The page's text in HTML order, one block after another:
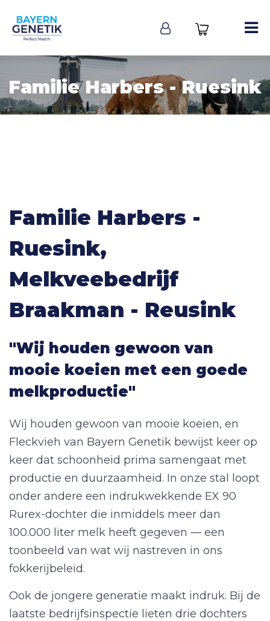
Familie Harbers - Ruesink
Familie Harbers -
Ruesink,
Melkveebedrijf
Braakman - Reusink
"Wij houden gewoon van
mooie koeien met een goede
melkproductie"
Wij houden gewoon van mooie koeien, en
Fleckvieh van Bayern Genetik bewijst keer op
keer dat schoonheid prima samengaat met
productie en duurzaamheid. In onze stal loopt
onder andere een indrukwekkende EX 90
Rurex-dochter die inmiddels meer dan
100.000 liter melk heeft gegeven — een
toonbeeld van wat wij nastreven in ons
fokkerijbeleid.
Ook de jongere generatie maakt indruk. Bij de
laatste bedrijfsinspectie lieten drie dochters